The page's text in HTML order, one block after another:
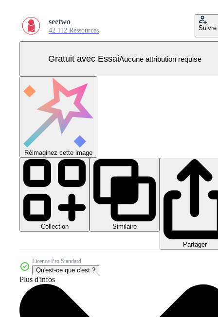
seetwo
42 112 Ressources Suivre
Gratuit avec EssaiAucune attribution requise
Réimaginez cette image
Collection Similaire
Partager
Licence Pro Standard
Qu'est-ce que c'est ?
Plus d'infos